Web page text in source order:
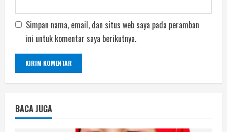
Simpan nama, email, dan situs web saya pada peramban
ini untuk komentar saya berikutnya.
BACA JUGA